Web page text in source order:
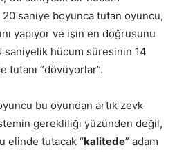
saniye boyunca tutan oyuncu,
yapıyor ve işin en doğrusunu
hücum süresinin 14
tutanı “dövüyorlar”.
bu oyundan artık zevk
gerekliliği yüzünden değil,
elinde tutacak “kalitede” adam